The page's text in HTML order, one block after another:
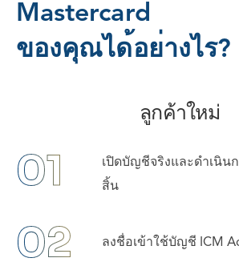
Mastercard
ของคณ ไดอยาง ไร?
ลูกค้าใหม่
01
เปิดบัญชีจริงและดําเนิน
สิ้น
02 ลงชื่อเข้าใช้บัญชี ICM